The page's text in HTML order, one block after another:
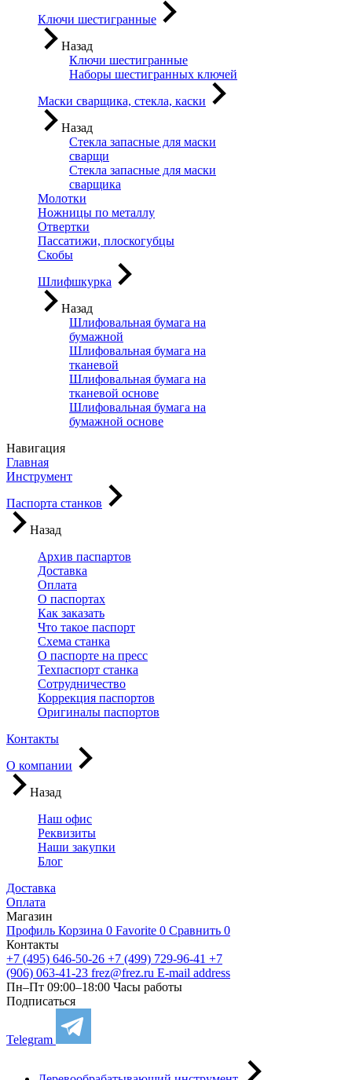
Ключи шестигранные
Назад
Ключи шестигранные
Наборы шестигранных ключей
Маски сварщика, стекла, каски
Назад
Стекла запасные для маски
сварщи
Стекла запасные для маски
сварщика
Молотки
Ножницы по металлу
Отвертки
Пассатижи, плоскогубцы
Скобы
Шлифшкурка
Назад
Шлифовальная бумага на
бумажной
Шлифовальная бумага на
тканевой
Шлифовальная бумага на
тканевой основе
Шлифовальная бумага на
бумажной основе
Навигация
Главная
Инструмент
Паспорта станков
Назад
Архив паспартов
Доставка
Оплата
О паспортах
Как заказать
Что такое паспорт
Схема станка
О паспорте на пресс
Техпаспорт станка
Сотрудничество
Коррекция паспортов
Оригиналы паспортов
Контакты
О компании
Назад
Наш офис
Реквизиты
Наши закупки
Блог
Доставка
Оплата
Магазин
Профиль Корзина 0 Favorite 0 Сравнить 0
Контакты
+7 (495) 646-50-26 +7 (499) 729-96-41 +7
(906) 063-41-23 frez@frez.ru E-mail address
Пн–Пт 09:00–18:00 Часы работы
Подписаться
Telegram